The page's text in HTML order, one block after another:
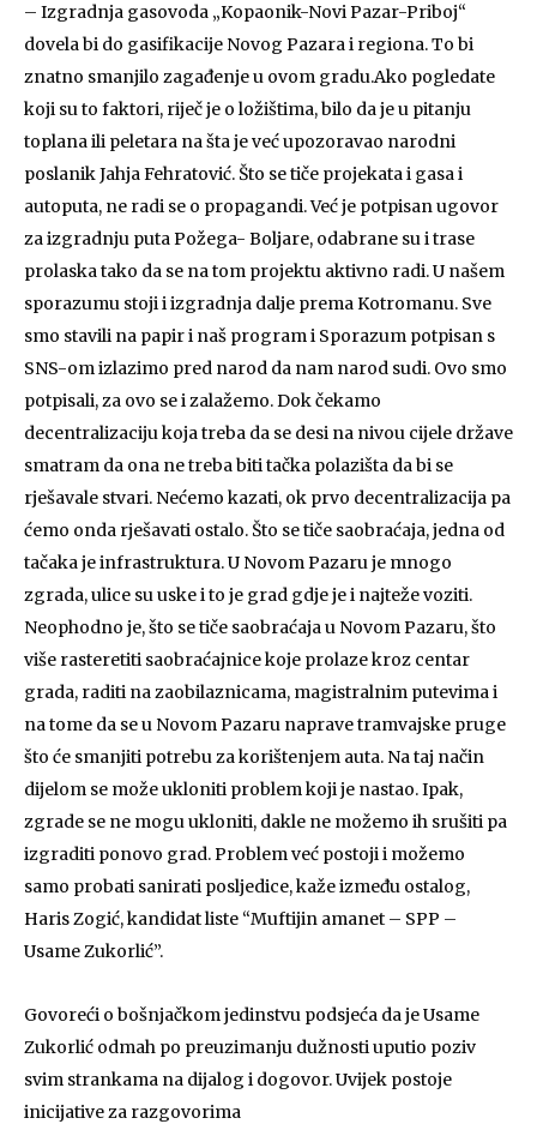
– Izgradnja gasovoda „Kopaonik-Novi Pazar-Priboj“
dovela bi do gasifikacije Novog Pazara i regiona. To bi
znatno smanjilo zagađenje u ovom gradu.Ako pogledate
koji su to faktori, riječ je o ložištima, bilo da je u pitanju
toplana ili peletara na šta je već upozoravao narodni
poslanik Jahja Fehratović. Što se tiče projekata i gasa i
autoputa, ne radi se o propagandi. Već je potpisan ugovor
za izgradnju puta Požega- Boljare, odabrane su i trase
prolaska tako da se na tom projektu aktivno radi. U našem
sporazumu stoji i izgradnja dalje prema Kotromanu. Sve
smo stavili na papir i naš program i Sporazum potpisan s
SNS-om izlazimo pred narod da nam narod sudi. Ovo smo
potpisali, za ovo se i zalažemo. Dok čekamo
decentralizaciju koja treba da se desi na nivou cijele države
smatram da ona ne treba biti tačka polazišta da bi se
rješavale stvari. Nećemo kazati, ok prvo decentralizacija pa
ćemo onda rješavati ostalo. Što se tiče saobraćaja, jedna od
tačaka je infrastruktura. U Novom Pazaru je mnogo
zgrada, ulice su uske i to je grad gdje je i najteže voziti.
Neophodno je, što se tiče saobraćaja u Novom Pazaru, što
više rasteretiti saobraćajnice koje prolaze kroz centar
grada, raditi na zaobilaznicama, magistralnim putevima i
na tome da se u Novom Pazaru naprave tramvajske pruge
što će smanjiti potrebu za korištenjem auta. Na taj način
dijelom se može ukloniti problem koji je nastao. Ipak,
zgrade se ne mogu ukloniti, dakle ne možemo ih srušiti pa
izgraditi ponovo grad. Problem već postoji i možemo
samo probati sanirati posljedice, kaže između ostalog,
Haris Zogić, kandidat liste “Muftijin amanet – SPP –
Usame Zukorlić”.
Govoreći o bošnjačkom jedinstvu podsjeća da je Usame
Zukorlić odmah po preuzimanju dužnosti uputio poziv
svim strankama na dijalog i dogovor. Uvijek postoje
inicijative za razgovorima